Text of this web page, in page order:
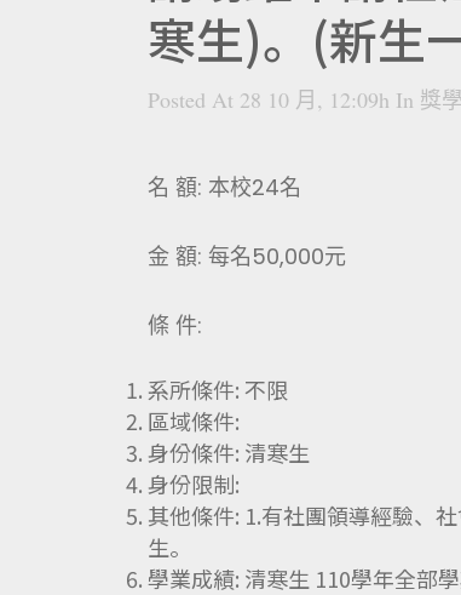
寒生)。(新生
Posted At 28 10 月, 12:09h In 獎
名 額: 本校24名
金 額: 每名50,000元
條 件:
系所條件: 不限
區域條件:
身份條件: 清寒生
身份限制:
其他條件: 1.有社團領導經驗、
生。
學業成績: 清寒生 110學年全部